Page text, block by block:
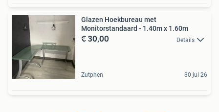
Glazen Hoekbureau met
Monitorstandaard - 1.40m x 1.60m
€ 30,00 Details
Zutphen 30 jul 26